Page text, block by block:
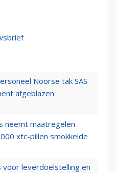
Noorse tak SAS
afgeblazen
neemt maatregelen
xtc-pillen smokkelde
voor leverdoelstelling en